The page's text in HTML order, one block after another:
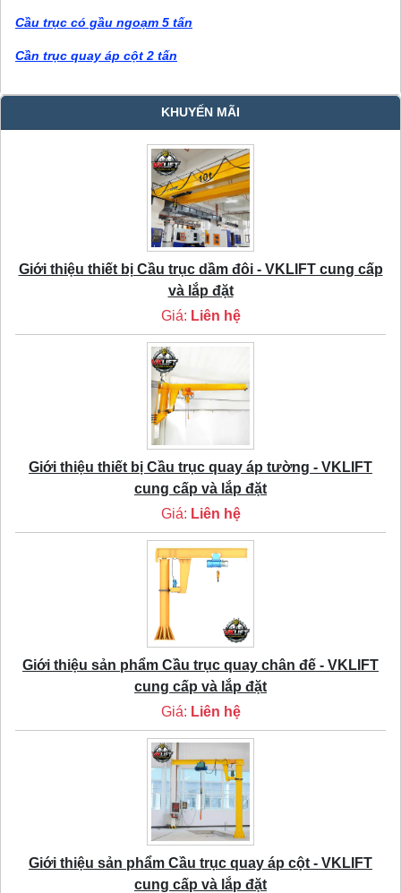
Cầu trục có gầu ngoạm 5 tấn
Cần trục quay áp cột 2 tấn
KHUYẾN MÃI
Giới thiệu thiết bị Cầu trục dầm đôi - VKLIFT cung cấp
và lắp đặt
Giá: Liên hệ
Giới thiệu thiết bị Cầu trục quay áp tường - VKLIFT
cung cấp và lắp đặt
Giá: Liên hệ
Giới thiệu sản phẩm Cầu trục quay chân đế - VKLIFT
cung cấp và lắp đặt
Giá: Liên hệ
Giới thiệu sản phẩm Cầu trục quay áp cột - VKLIFT
cung cấp và lắp đặt